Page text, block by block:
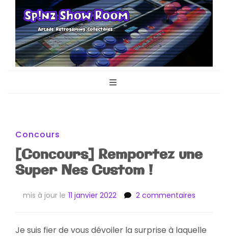
Sp!nz Show
Concours
[Concours] Remportez une
Super Nes Custom !
mis à jour le 11 janvier 2022 2 commentaires
une
Je suis fier de vous dévoiler la surprise à laquelle